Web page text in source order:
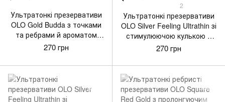
Ультратонкі презервативи
OLO Gold Budda з точками
та ребрами й ароматом
ванілі 10 шт
270 грн
2
Ультратонкі презервативи
OLO Silver Feeling Ultrathin зі
стимулюючою кулькою 5
шт
270 грн